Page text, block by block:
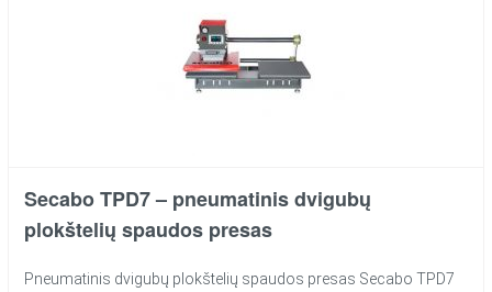
Secabo TPD7 – pneumatinis dvigubų
plokštelių spaudos presas
Pneumatinis dvigubų plokštelių spaudos presas Secabo TPD7